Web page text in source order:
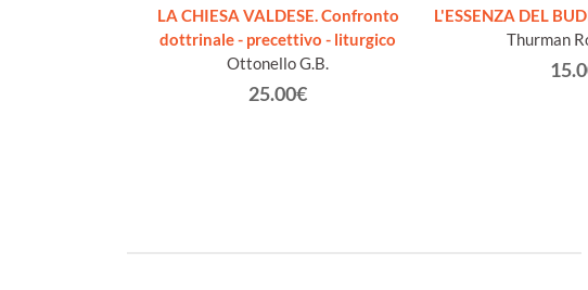
LA CHIESA VALDESE. Confronto
dottrinale - precettivo - liturgico
Ottonello G.B.
25.00€
L'ESSENZA DEL
Thurman